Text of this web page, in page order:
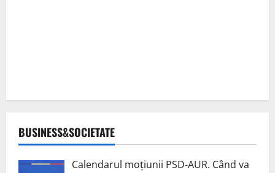
BUSINESS&SOCIETATE
Calendarul moțiunii PSD-AUR. Când va